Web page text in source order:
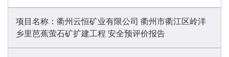
项目名称： 衢州云恒矿业有限公司 衢州市衢江区岭洋
乡里芭蕉萤石矿扩建工程 安全预评价报告